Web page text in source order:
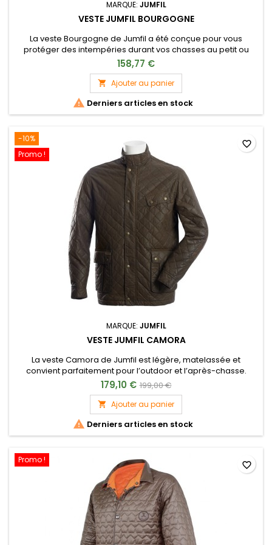
MARQUE: JUMFIL
VESTE JUMFIL BOURGOGNE
La veste Bourgogne de Jumfil a été conçue pour vous
protéger des intempéries durant vos chasses au petit ou
grand gibier.
158,77 €
 Ajouter au panier
 Derniers articles en stock
-10%
Promo !
MARQUE: JUMFIL
VESTE JUMFIL CAMORA
La veste Camora de Jumfil est légère, matelassée et
convient parfaitement pour l’outdoor et l’après-chasse.
179,10 € 199,00 €
 Ajouter au panier
 Derniers articles en stock
favorite_border
Promo ! favorite_border